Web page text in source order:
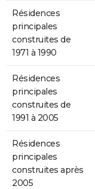
Résidences
principales
construites de
1971 à 1990
Résidences
principales
construites de
1991 à 2005
Résidences
principales
construites après
2005